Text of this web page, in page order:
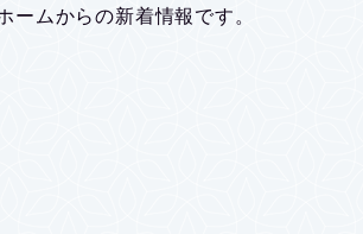
ームからの新着情報です。